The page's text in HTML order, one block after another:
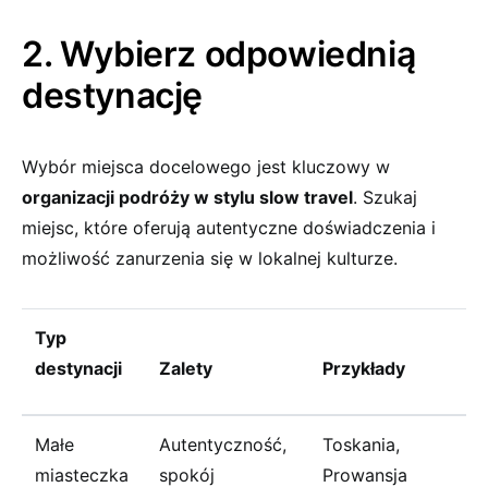
2. Wybierz odpowiednią
destynację
Wybór miejsca docelowego jest kluczowy w
organizacji podróży w stylu slow travel. Szukaj
miejsc, które oferują autentyczne doświadczenia i
możliwość zanurzenia się w lokalnej kulturze.
Typ
destynacji
Zalety Przykłady
Małe
miasteczka
Autentyczność,
spokój
Toskania,
Prowansja